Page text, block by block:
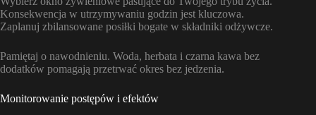
Konsekwencja w utrzymywaniu godzin jest kluczowa.
Zaplanuj zbilansowane posiłki bogate w składniki odżywcze.
Pamiętaj o nawodnieniu. Woda, herbata i czarna kawa bez
dodatków pomagają przetrwać okres bez jedzenia.
Monitorowanie postępów i efektów